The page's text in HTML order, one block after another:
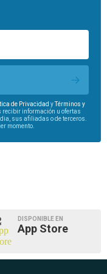
de Privacidad yTérminos y
recibir información u ofertas
sus afiliadas o de terceros.
momento.
DISPONIBLE EN
App Store